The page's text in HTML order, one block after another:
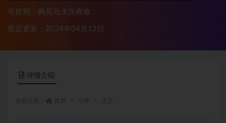
有效期：购买后永久有效
最近更新：2024年04月12日
详情介绍